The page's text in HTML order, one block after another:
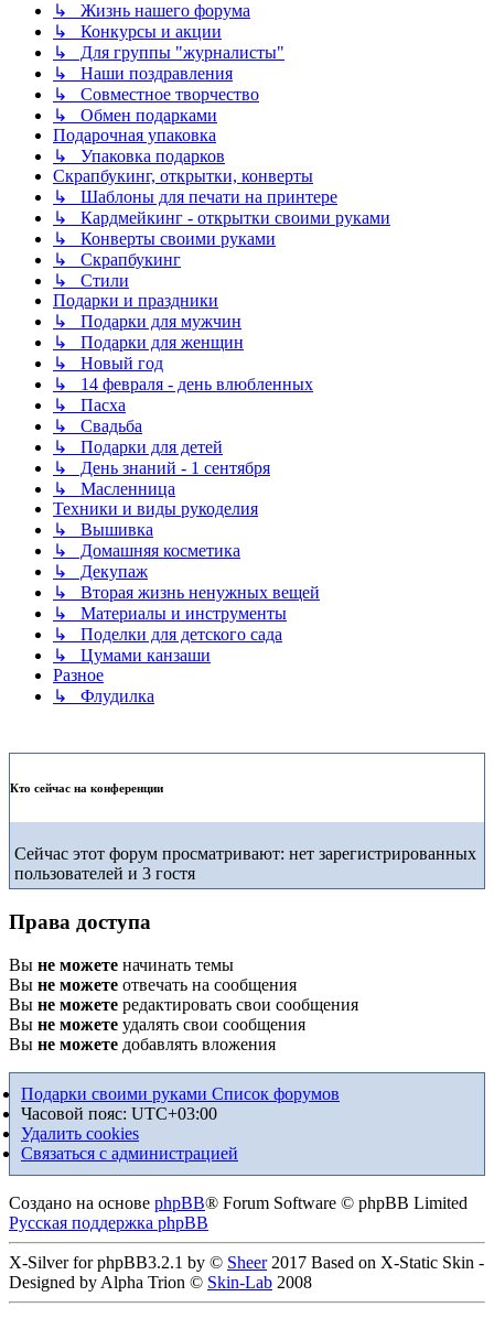
↳ Жизнь нашего форума
↳ Конкурсы и акции
↳ Для группы "журналисты"
↳ Наши поздравления
↳ Совместное творчество
↳ Обмен подарками
Подарочная упаковка
↳ Упаковка подарков
Скрапбукинг, открытки, конверты
↳ Шаблоны для печати на принтере
↳ Кардмейкинг - открытки своими руками
↳ Конверты своими руками
↳ Скрапбукинг
↳ Стили
Подарки и праздники
↳ Подарки для мужчин
↳ Подарки для женщин
↳ Новый год
↳ 14 февраля - день влюбленных
↳ Пасха
↳ Свадьба
↳ Подарки для детей
↳ День знаний - 1 сентября
↳ Масленница
Техники и виды рукоделия
↳ Вышивка
↳ Домашняя косметика
↳ Декупаж
↳ Вторая жизнь ненужных вещей
↳ Материалы и инструменты
↳ Поделки для детского сада
↳ Цумами канзаши
Разное
↳ Флудилка
Кто сейчас на конференции
Сейчас этот форум просматривают: нет зарегистрированных
пользователей и 3 гостя
Права доступа
Вы не можете начинать темы
Вы не можете отвечать на сообщения
Вы не можете редактировать свои сообщения
Вы не можете удалять свои сообщения
Вы не можете добавлять вложения
Подарки своими руками Список форумов
Часовой пояс: UTC+03:00
Удалить cookies
Связаться с администрацией
Создано на основе phpBB® Forum Software © phpBB Limited
Русская поддержка phpBB
X-Silver for phpBB3.2.1 by © Sheer2017 Based on X-Static Skin -
Designed by Alpha Trion © Skin-Lab 2008